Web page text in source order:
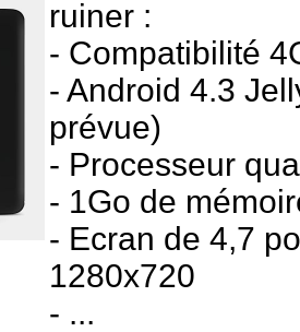
ruiner :
- Compatibilité
- Android 4.3
prévue)
- Processeur
- 1Go de
- Ecran de 4,7
1280x720
- ...